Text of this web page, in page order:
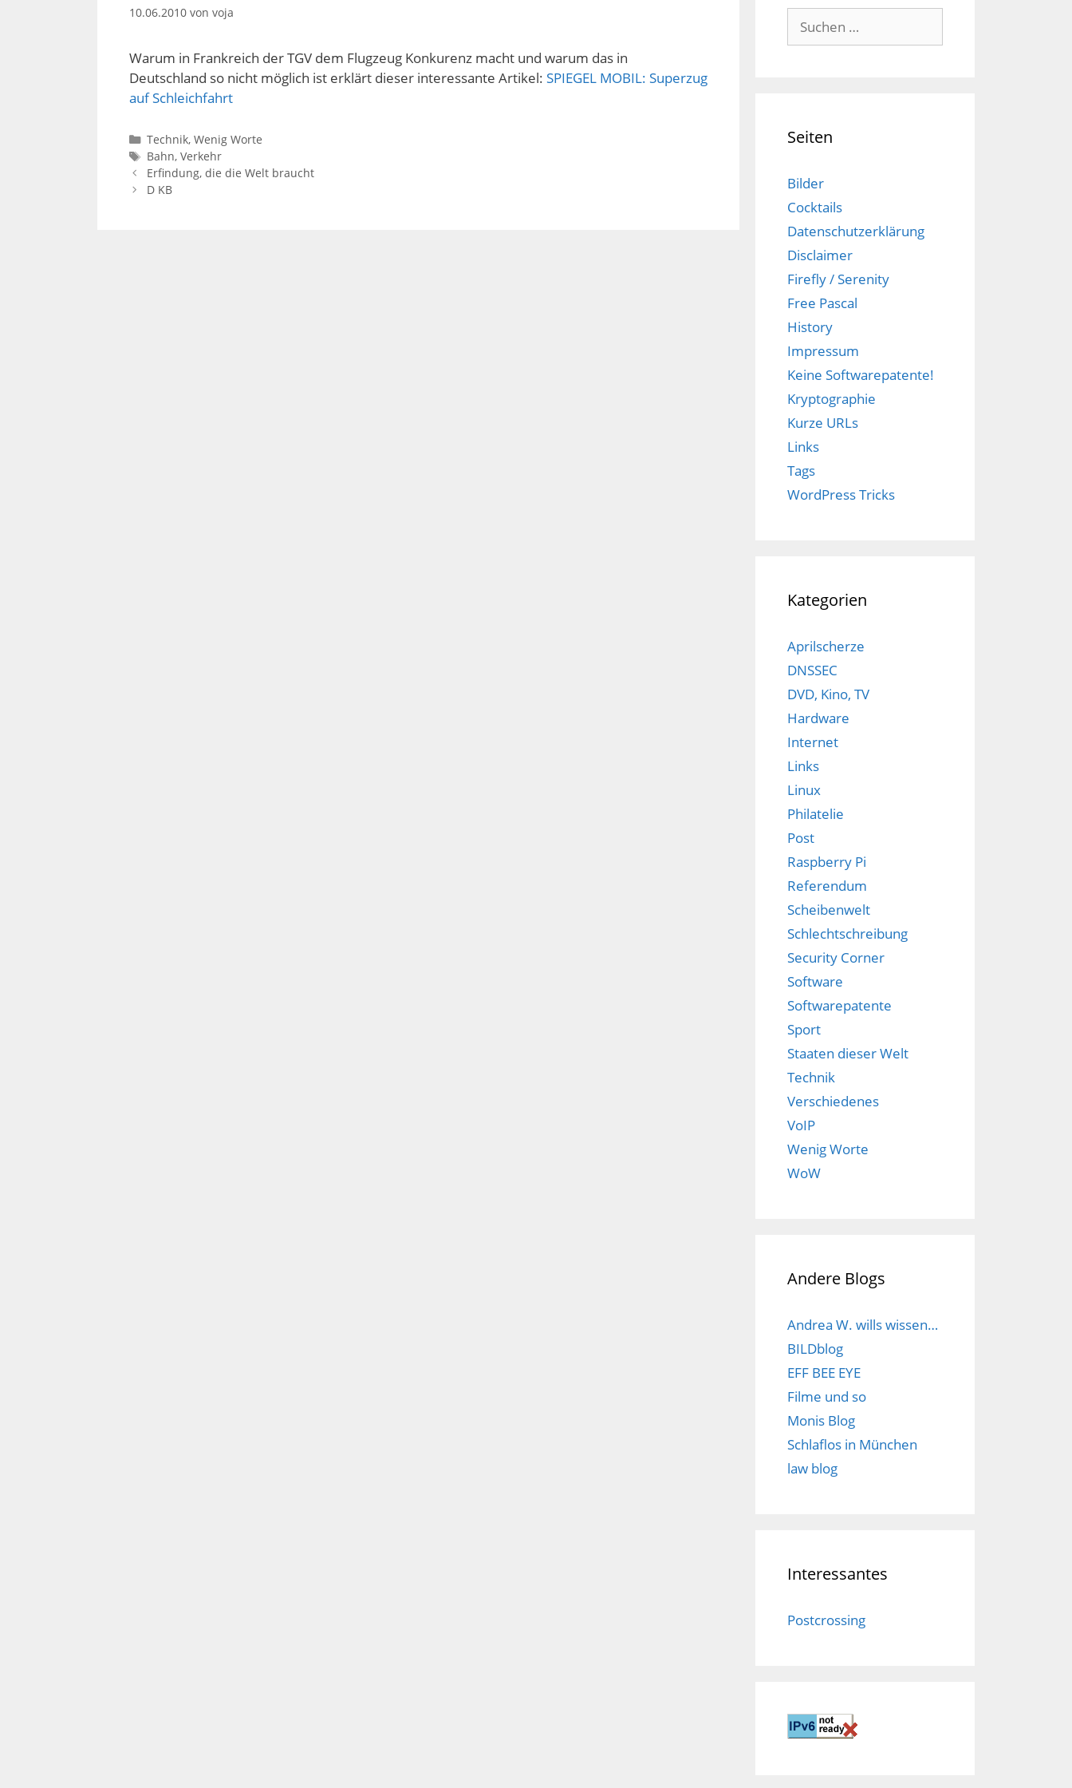
10.06.2010 von voja
Warum in Frankreich der TGV dem Flugzeug Konkurenz macht und warum das in
Deutschland so nicht möglich ist erklärt dieser interessante Artikel: SPIEGEL MOBIL: Superzug
auf Schleichfahrt
Kategorien
Technik, Wenig Worte
Schlagwörter
Bahn, Verkehr
Erfindung, die die Welt braucht
D KB
Suchen
nach:
Seiten
Bilder
Cocktails
Datenschutzerklärung
Disclaimer
Firefly / Serenity
Free Pascal
History
Impressum
Keine Softwarepatente!
Kryptographie
Kurze URLs
Links
Tags
WordPress Tricks
Kategorien
Aprilscherze
DNSSEC
DVD, Kino, TV
Hardware
Internet
Links
Linux
Philatelie
Post
Raspberry Pi
Referendum
Scheibenwelt
Schlechtschreibung
Security Corner
Software
Softwarepatente
Sport
Staaten dieser Welt
Technik
Verschiedenes
VoIP
Wenig Worte
WoW
Andere Blogs
Andrea W. wills wissen…
BILDblog
EFF BEE EYE
Filme und so
Monis Blog
Schlaflos in München
law blog
Interessantes
Postcrossing